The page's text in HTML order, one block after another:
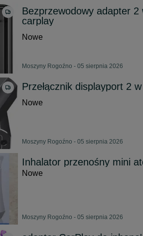
Bezprzewodowy adapter
carplay
Nowe
Moszyny Rogoźno - 05 sierpnia 2026
Przełącznik displayport 2
Nowe
Moszyny Rogoźno - 05 sierpnia 2026
Inhalator przenośny mini
Nowe
Moszyny Rogoźno - 05 sierpnia 2026